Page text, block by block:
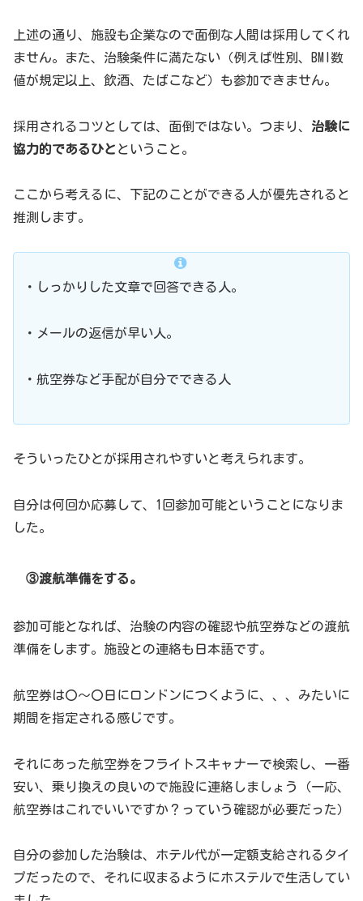
上述の通り、施設も企業なので面倒な人間は採用してくれ
ません。また、治験条件に満たない（例えば性別、BMI数
値が規定以上、飲酒、たばこなど）も参加できません。
採用されるコツとしては、面倒ではない。つまり、 治験に
協力的であるひと ということ。
ここから考えるに、下記のことができる人が優先されると
推測します。
・しっかりした文章で回答できる人。
・メールの返信が早い人。
・航空券など手配が自分でできる人
そういったひとが採用されやすいと考えられます。
自分は何回か応募して、1回参加可能ということになりま
した。
③渡航準備をする。
参加可能となれば、治験の内容の確認や航空券などの渡航
準備をします。施設との連絡も日本語です。
航空券は〇～〇日にロンドンにつくように、、、みたいに
期間を指定される感じです。
それにあった航空券をフライトスキャナーで検索し、一番
安い、乗り換えの良いので施設に連絡しましょう（一応、
航空券はこれでいいですか？っていう確認が必要だった）
自分の参加した治験は、ホテル代が一定額支給されるタイ
プだったので、それに収まるようにホステルで生活してい